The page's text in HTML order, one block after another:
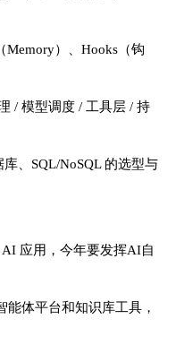
Memory）、Hooks（钩
/ 模型调度 / 工具层 / 持
、SQL/NoSQL 的选型与
应用， 今年要发挥AI自
能体平台和知识库工具，